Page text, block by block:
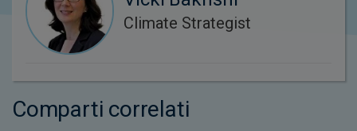
Climate Strategist
Comparti correlati